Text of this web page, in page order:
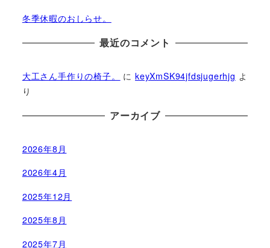
冬季休暇のおしらせ。
最近のコメント
大工さん手作りの椅子。 にkeyXmSK94jfdsjugerhjg よ
り
アーカイブ
2026年8月
2026年4月
2025年12月
2025年8月
2025年7月